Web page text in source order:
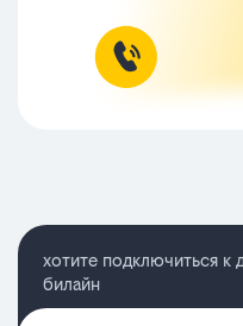
хотите подключиться к
билайн